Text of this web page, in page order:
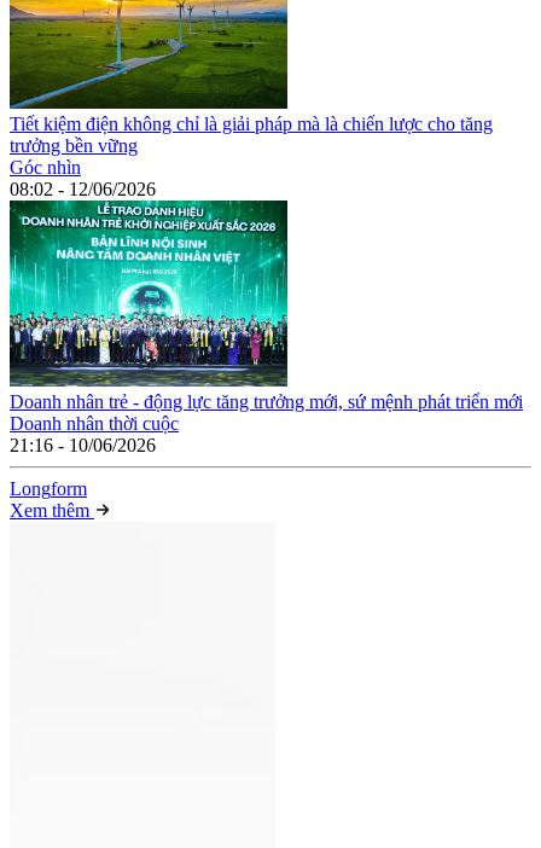
Tiết kiệm điện không chỉ là giải pháp mà là chiến lược cho tăng
trưởng bền vững
Góc nhìn
08:02 - 12/06/2026
Doanh nhân trẻ - động lực tăng trưởng mới, sứ mệnh phát triển mới
Doanh nhân thời cuộc
21:16 - 10/06/2026
Longform
Xem thêm